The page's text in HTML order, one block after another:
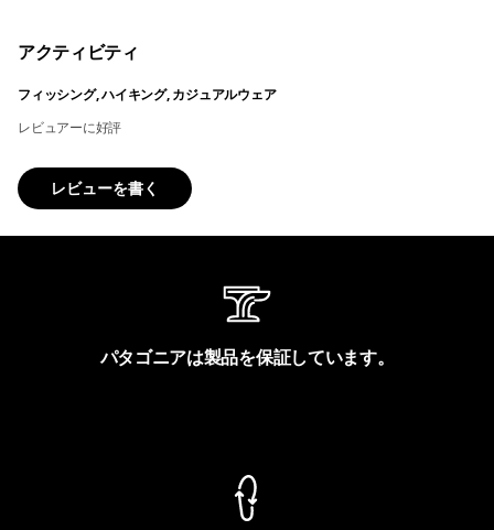
アクティビティ
フィッシング, ハイキング, カジュアルウェア
レビュアーに好評
レビューを書く
パタゴニアは製品を保証しています。